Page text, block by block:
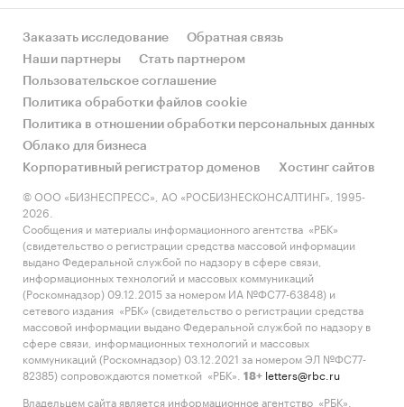
Заказать исследование
Обратная связь
Наши партнеры
Стать партнером
Пользовательское соглашение
Политика обработки файлов cookie
Политика в отношении обработки персональных данных
Облако для бизнеса
Корпоративный регистратор доменов
Хостинг сайтов
© ООО «БИЗНЕСПРЕСС», АО «РОСБИЗНЕСКОНСАЛТИНГ», 1995-
2026.
Сообщения и материалы информационного агентства «РБК»
(свидетельство о регистрации средства массовой информации
выдано Федеральной службой по надзору в сфере связи,
информационных технологий и массовых коммуникаций
(Роскомнадзор) 09.12.2015 за номером ИА №ФС77-63848) и
сетевого издания «РБК» (свидетельство о регистрации средства
массовой информации выдано Федеральной службой по надзору в
сфере связи, информационных технологий и массовых
коммуникаций (Роскомнадзор) 03.12.2021 за номером ЭЛ №ФС77-
82385) сопровождаются пометкой «РБК».
18+ letters@rbc.ru
Владельцем сайта является информационное агентство «РБК».